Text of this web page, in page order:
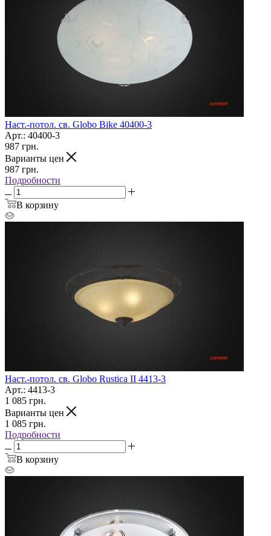
Наст.-потол. св. Globo Bike 40400-3
Арт.: 40400-3
987 грн.
Варианты цен
987 грн.
Подробности
В корзину
Наст.-потол. св. Globo Rustica II 4413-3
Арт.: 4413-3
1 085 грн.
Варианты цен
1 085 грн.
Подробности
В корзину